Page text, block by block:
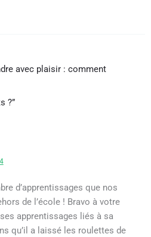
avec plaisir : comment
?”
d’apprentissages que nos
de l’école ! Bravo à votre
apprentissages liés à sa
qu’il a laissé les roulettes de